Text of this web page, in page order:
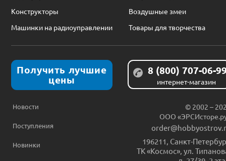
Конструкторы
Воздушные змеи
Машинки на радиоуправлении
Товары для творчества
Получить лучшие
цены
8 (800) 707-06-
интернет-магазин
Новости
Поступления
Новинки
© 2002 –
ООО
196211 Санкт-
ТК «Космос», ул.